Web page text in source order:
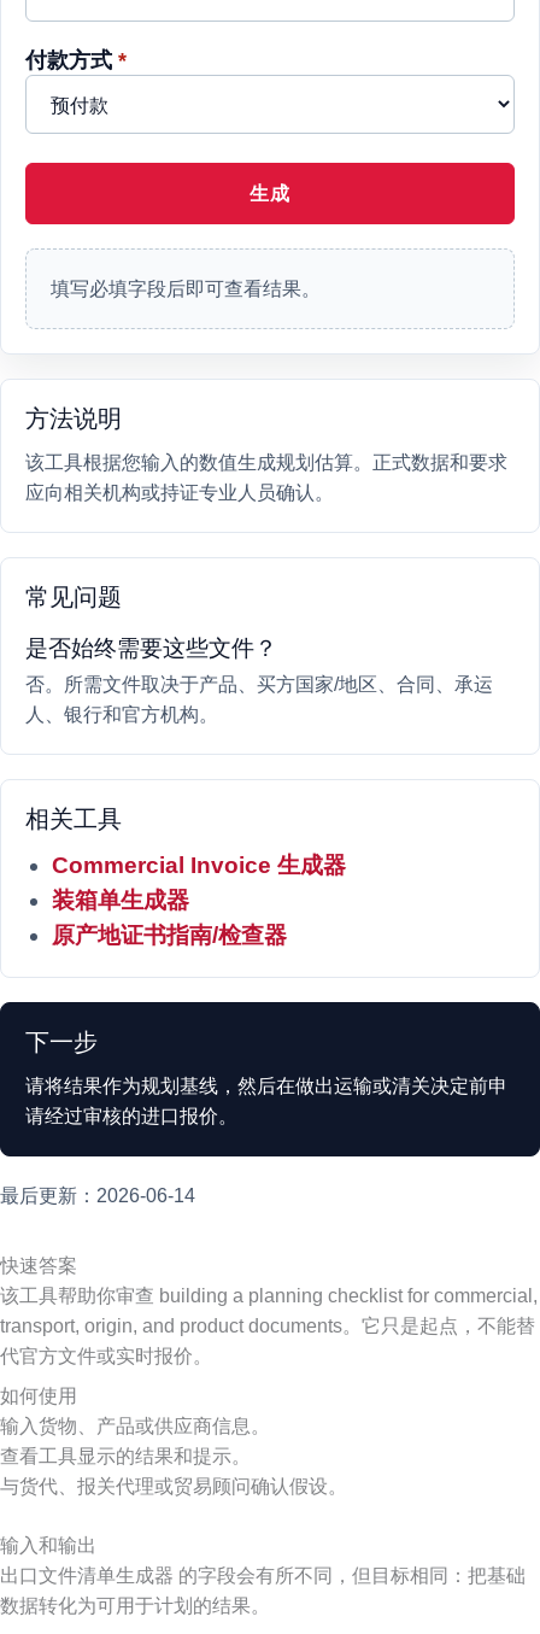
付款方式 *
生成
填写必填字段后即可查看结果。
方法说明
该工具根据您输入的数值生成规划估算。正式数据和要求
应向相关机构或持证专业人员确认。
常见问题
是否始终需要这些文件？
否。所需文件取决于产品、买方国家/地区、合同、承运
人、银行和官方机构。
相关工具
Commercial Invoice 生成器
装箱单生成器
原产地证书指南/检查器
下一步
请将结果作为规划基线，然后在做出运输或清关决定前申
请经过审核的进口报价。
最后更新：2026-06-14
快速答案
该工具帮助你审查 building a planning checklist for commercial,
transport, origin, and product documents。它只是起点，不能替
代官方文件或实时报价。
如何使用
输入货物、产品或供应商信息。
查看工具显示的结果和提示。
与货代、报关代理或贸易顾问确认假设。
输入和输出
出口文件清单生成器 的字段会有所不同，但目标相同：把基础
数据转化为可用于计划的结果。